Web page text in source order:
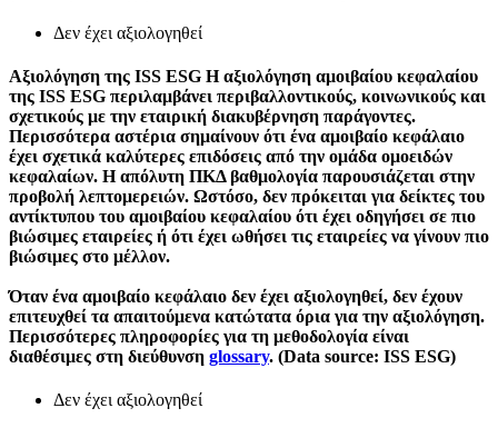
Δεν έχει αξιολογηθεί
Αξιολόγηση της ISS ESG Η αξιολόγηση αμοιβαίου κεφαλαίου
της ISS ESG περιλαμβάνει περιβαλλοντικούς, κοινωνικούς και
σχετικούς με την εταιρική διακυβέρνηση παράγοντες.
Περισσότερα αστέρια σημαίνουν ότι ένα αμοιβαίο κεφάλαιο
έχει σχετικά καλύτερες επιδόσεις από την ομάδα ομοειδών
κεφαλαίων. Η απόλυτη ΠΚΔ βαθμολογία παρουσιάζεται στην
προβολή λεπτομερειών. Ωστόσο, δεν πρόκειται για δείκτες του
αντίκτυπου του αμοιβαίου κεφαλαίου ότι έχει οδηγήσει σε πιο
βιώσιμες εταιρείες ή ότι έχει ωθήσει τις εταιρείες να γίνουν πιο
βιώσιμες στο μέλλον.
Όταν ένα αμοιβαίο κεφάλαιο δεν έχει αξιολογηθεί, δεν έχουν
επιτευχθεί τα απαιτούμενα κατώτατα όρια για την αξιολόγηση.
Περισσότερες πληροφορίες για τη μεθοδολογία είναι
διαθέσιμες στη διεύθυνση glossary. (Data source: ISS ESG)
Δεν έχει αξιολογηθεί